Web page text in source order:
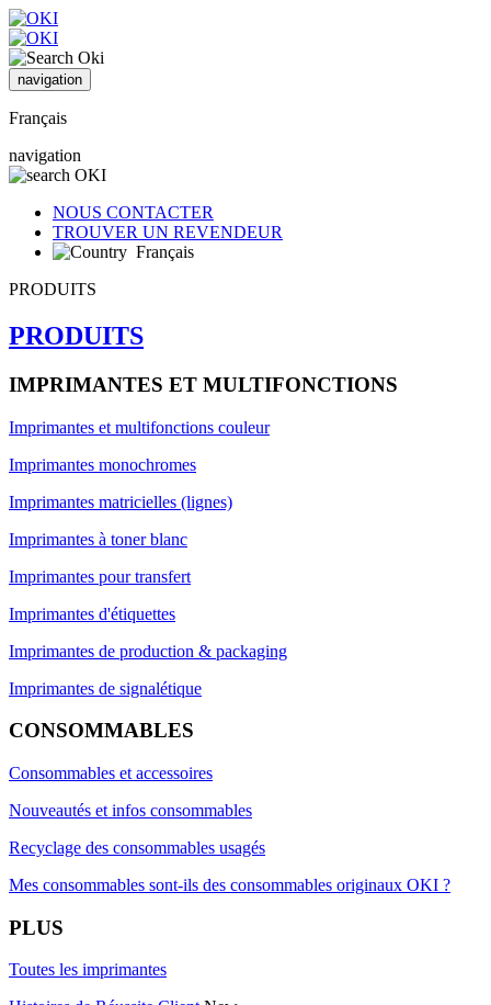
navigation
Français
navigation
NOUS CONTACTER
TROUVER UN REVENDEUR
Français
PRODUITS
PRODUITS
IMPRIMANTES ET MULTIFONCTIONS
Imprimantes et multifonctions couleur
Imprimantes monochromes
Imprimantes matricielles (lignes)
Imprimantes à toner blanc
Imprimantes pour transfert
Imprimantes d'étiquettes
Imprimantes de production & packaging
Imprimantes de signalétique
CONSOMMABLES
Consommables et accessoires
Nouveautés et infos consommables
Recyclage des consommables usagés
Mes consommables sont-ils des consommables originaux OKI ?
PLUS
Toutes les imprimantes